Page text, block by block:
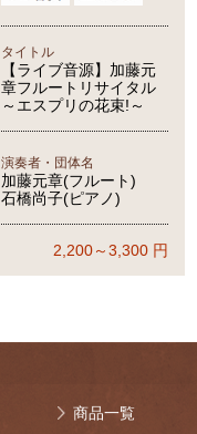
タイトル
【ライブ音源】加藤元
章フルートリサイタル
～エスプリの花束!～
演奏者・団体名
加藤元章(フルート)
石橋尚子(ピアノ)
2,200～3,300 円
商品一覧